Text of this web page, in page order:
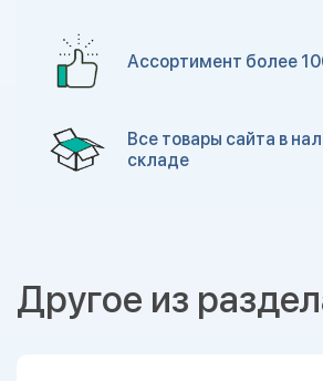
Ассортимент более
Все товары сайта в
складе
Другое из